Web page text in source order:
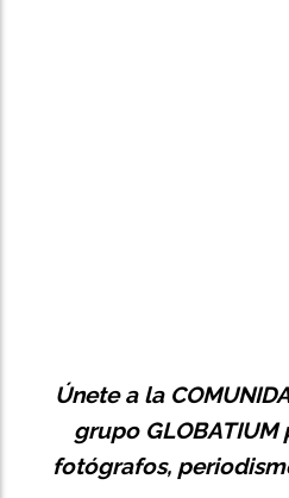
Únete a la
grupo
fotógrafos,